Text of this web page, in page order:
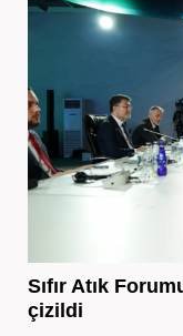
Sıfır Atık
çizildi